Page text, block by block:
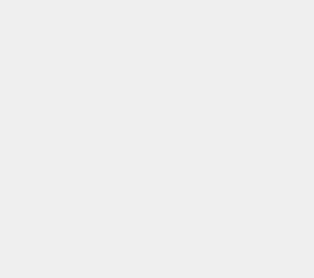
』オフィシャルグッズ絶賛販売受付中
6「ラヴィット！」水曜スタジオ出演決定